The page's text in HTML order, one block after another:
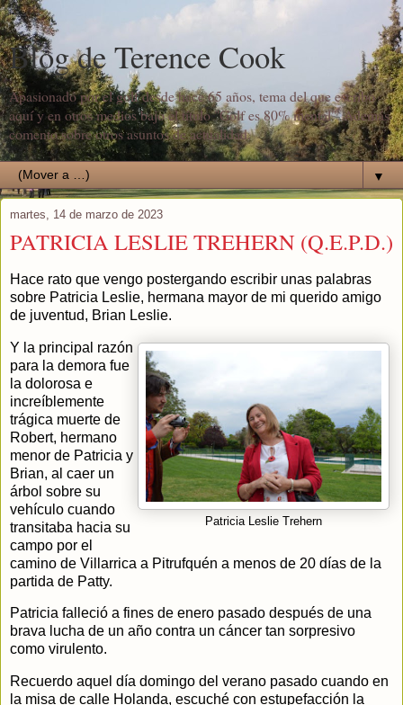
Blog de Terence Cook
Apasionado por el golf desde hace 65 años, tema del que escribo
aquí y en otros medios bajo el título "Golf es 80% mental". Además
comento sobre otros asuntos de actualidad.
▼
martes, 14 de marzo de 2023
PATRICIA LESLIE TREHERN (Q.E.P.D.)
Hace rato que vengo postergando escribir unas palabras
sobre Patricia Leslie, hermana mayor de mi querido amigo
de juventud, Brian Leslie.
Patricia Leslie Trehern
Y la principal razón
para la demora fue
la dolorosa e
increíblemente
trágica muerte de
Robert, hermano
menor de Patricia y
Brian, al caer un
árbol sobre su
vehículo cuando
transitaba hacia su
campo por el
camino de Villarrica a Pitrufquén a menos de 20 días de la
partida de Patty.
Patricia falleció a fines de enero pasado después de una
brava lucha de un año contra un cáncer tan sorpresivo
como virulento.
Recuerdo aquel día domingo del verano pasado cuando en
la misa de calle Holanda, escuché con estupefacción la